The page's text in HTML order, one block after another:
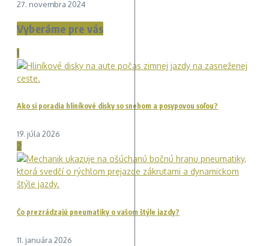
27. novembra 2024
Vyberáme pre vás
1
Ako si poradia hliníkové disky so snehom a posypovou soľou?
19. júla 2026
2
Čo prezrádzajú pneumatiky o vašom štýle jazdy?
11. januára 2026